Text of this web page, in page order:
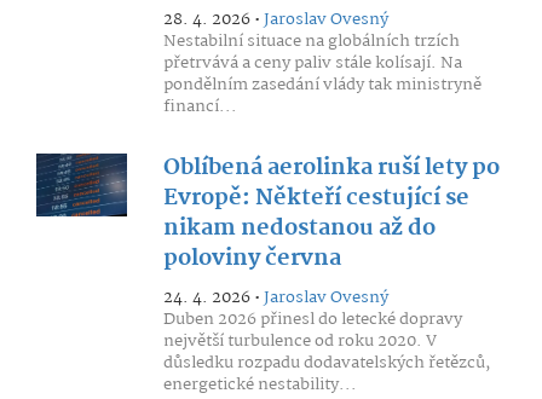
28. 4. 2026 •Jaroslav Ovesný
Nestabilní situace na globálních trzích
přetrvává a ceny paliv stále kolísají. Na
pondělním zasedání vlády tak ministryně
financí...
Oblíbená aerolinka ruší lety po
Evropě: Někteří cestující se
nikam nedostanou až do
poloviny června
24. 4. 2026 •Jaroslav Ovesný
Duben 2026 přinesl do letecké dopravy
největší turbulence od roku 2020. V
důsledku rozpadu dodavatelských řetězců,
energetické nestability...